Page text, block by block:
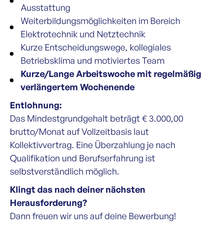
Ausstattung
Weiterbildungsmöglichkeiten im Bereich
Elektrotechnik und Netztechnik
Kurze Entscheidungswege, kollegiales
Betriebsklima und motiviertes Team
Kurze/Lange Arbeitswoche mit regelmäßig
verlängertem Wochenende
Entlohnung:
Das Mindestgrundgehalt beträgt € 3.000,00
brutto/Monat auf Vollzeitbasis laut
Kollektivvertrag. Eine Überzahlung je nach
Qualifikation und Berufserfahrung ist
selbstverständlich möglich.
Klingt das nach deiner nächsten
Herausforderung?
Dann freuen wir uns auf deine Bewerbung!